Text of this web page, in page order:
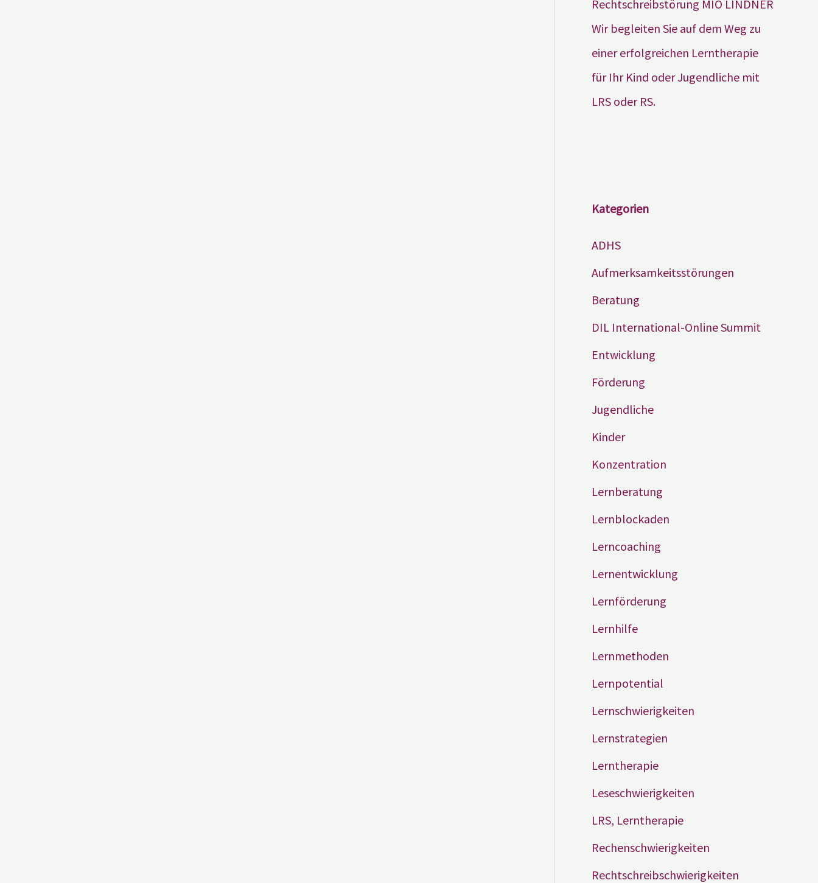
Wir begleiten Sie auf dem Weg zu
einer erfolgreichen Lerntherapie
für Ihr Kind oder Jugendliche mit
LRS oder RS.
Kategorien
ADHS
Aufmerksamkeitsstörungen
Beratung
DIL International-Online Summit
Entwicklung
Förderung
Jugendliche
Kinder
Konzentration
Lernberatung
Lernblockaden
Lerncoaching
Lernentwicklung
Lernförderung
Lernhilfe
Lernmethoden
Lernpotential
Lernschwierigkeiten
Lernstrategien
Lerntherapie
Leseschwierigkeiten
LRS, Lerntherapie
Rechenschwierigkeiten
Rechtschreibschwierigkeiten